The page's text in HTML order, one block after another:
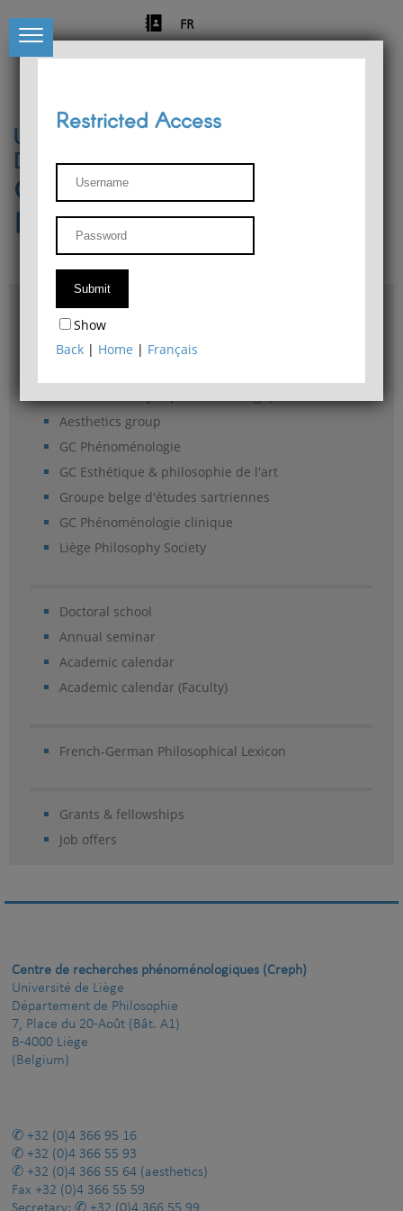
FR
University of Liège
Départment of Philosophy
Center for Phenomenological
Research
Access & maps
Philosophy Department Library
Aesthetics group
GC Phénoménologie
GC Esthétique & philosophie de l'art
Groupe belge d'études sartriennes
GC Phénoménologie clinique
Liège Philosophy Society
Doctoral school
Annual seminar
Academic calendar
Academic calendar (Faculty)
French-German Philosophical Lexicon
Grants & fellowships
Job offers
Restricted Access
Show
Back | Home | Français
Centre de recherches phénoménologiques (Creph)
Université de Liège
Département de Philosophie
7, Place du 20-Août (Bât. A1)
B-4000 Liège
(Belgium)
+32 (0)4 366 95 16
+32 (0)4 366 55 93
+32 (0)4 366 55 64 (aesthetics)
Fax +32 (0)4 366 55 59